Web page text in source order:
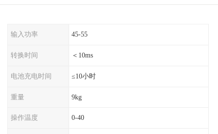
输入功率 45-55
转换时间 ＜10ms
电池充电时间 ≤10小时
重量 9kg
操作温度 0-40